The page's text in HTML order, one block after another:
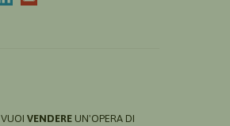
VUOI VENDERE UN'OPERA DI